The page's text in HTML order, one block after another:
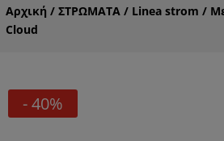
Αρχική / ΣΤΡΩΜΑΤΑ / Linea strom /
Cloud
- 40%